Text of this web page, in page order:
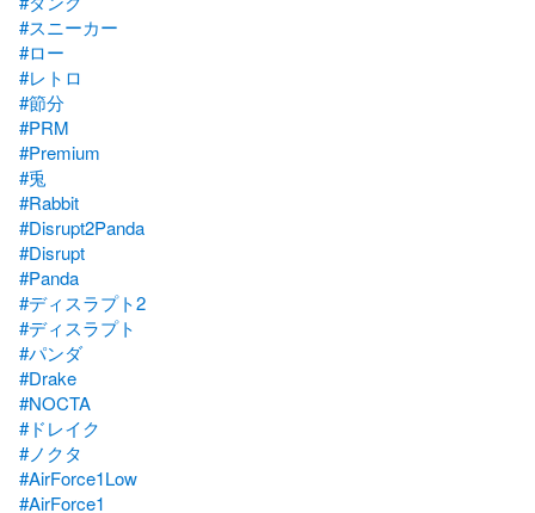
#スニーカー
#ロー
#レトロ
#節分
#PRM
#Premium
#兎
#Rabbit
#Disrupt2Panda
#Disrupt
#Panda
#ディスラプト2
#ディスラプト
#パンダ
#Drake
#NOCTA
#ドレイク
#ノクタ
#AirForce1Low
#AirForce1